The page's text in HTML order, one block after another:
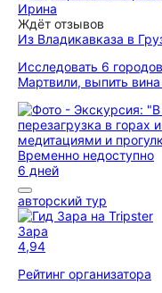
Ирина
Ждёт отзывов
Из Владикавказа в
Исследовать 6
Мартвили, выпить
Временно недоступно
6 дней
авторский тур
Зара
4,94
Рейтинг организатора